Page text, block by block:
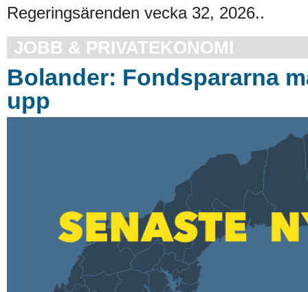
Regeringsärenden vecka 32, 2026..
JOBB & PRIVATEKONOMI
Bolander: Fondspararna
upp